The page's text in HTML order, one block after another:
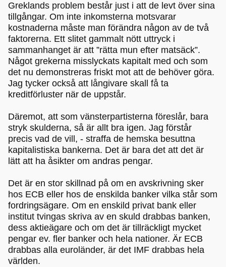
Greklands problem består just i att de levt över sina
tillgångar. Om inte inkomsterna motsvarar
kostnaderna måste man förändra någon av de två
faktorerna. Ett slitet gammalt nött uttryck i
sammanhanget är att ”rätta mun efter matsäck”.
Något grekerna misslyckats kapitalt med och som
det nu demonstreras friskt mot att de behöver göra.
Jag tycker också att långivare skall få ta
kreditförluster när de uppstår.
Däremot, att som vänsterpartisterna föreslår, bara
stryk skulderna, så är allt bra igen. Jag förstår
precis vad de vill, - straffa de hemska besuttna
kapitalistiska bankerna. Det är bara det att det är
lätt att ha åsikter om andras pengar.
Det är en stor skillnad på om en avskrivning sker
hos ECB eller hos de enskilda banker vilka står som
fordringsägare. Om en enskild privat bank eller
institut tvingas skriva av en skuld drabbas banken,
dess aktieägare och om det är tillräckligt mycket
pengar ev. fler banker och hela nationer. Är ECB
drabbas alla euroländer, är det IMF drabbas hela
världen.